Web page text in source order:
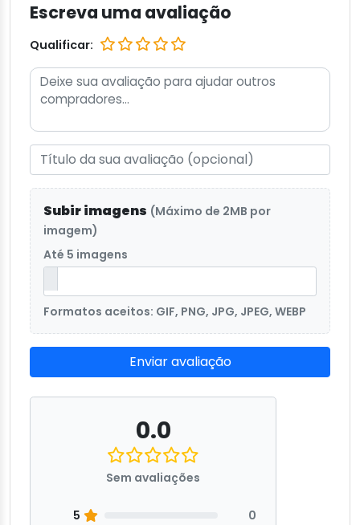
Escreva uma avaliação
Qualificar:
Subir imagens (Máximo de 2MB por
imagem)
Até 5 imagens
Formatos aceitos: GIF, PNG, JPG, JPEG, WEBP
Enviar avaliação
0.0
Sem avaliações
5
0